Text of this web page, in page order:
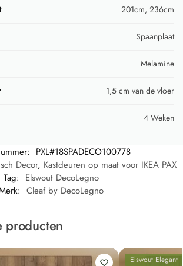
201cm, 236cm
Spaanplaat
Melamine
1,5 cm van de vloer
4 Weken
PXL#18SPADECO100778
Decor, Kastdeuren op maat voor IKEA PAX
Tag: Elswout DecoLegno
Cleaf by DecoLegno
producten
Elswout Elegant